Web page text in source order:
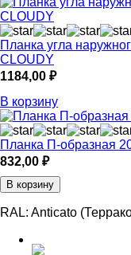
Планка угла
CLOUDY
1184,00 ₽
В корзину
Планка П-образная
832,00 ₽
В корзину
RAL: Anticato